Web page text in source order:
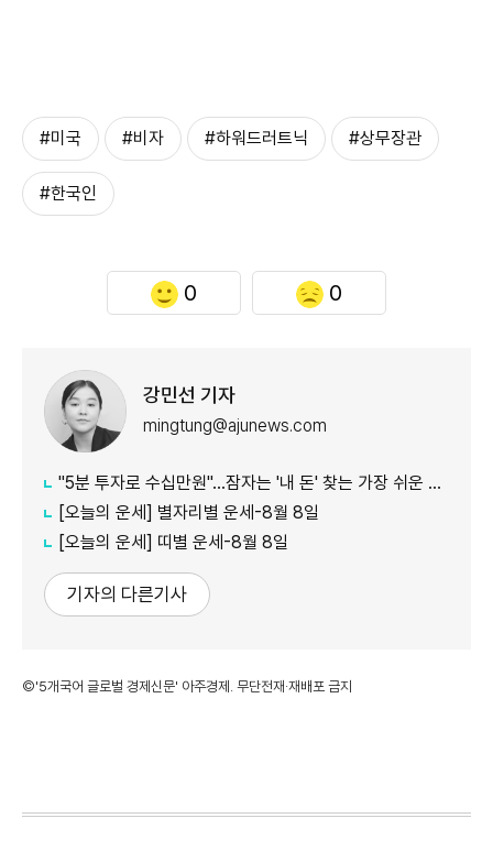
#미국 #비자 #하워드러트닉 #상무장관
#한국인
0 0
강민선 기자
mingtung@ajunews.com
"5분 투자로 수십만원"…잠자는 '내 돈' 찾는 가장 쉬운 방법
[오늘의 운세] 별자리별 운세-8월 8일
[오늘의 운세] 띠별 운세-8월 8일
기자의 다른기사
©'5개국어 글로벌 경제신문' 아주경제. 무단전재·재배포 금지